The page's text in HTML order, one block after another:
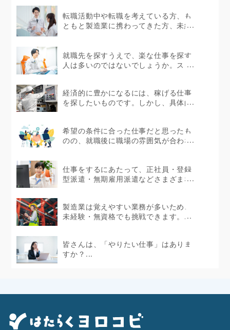
転職活動中や転職を考えている方、も
ともと製造業に携わってきた方、未経
就職先を探すうえで、楽な仕事を探す
人は多いのではないでしょうか。スト
経済的に豊かになるには、稼げる仕事
を探したいものです。しかし、具体的
希望の条件に合った仕事だと思ったも
のの、就職後に職場の雰囲気が合わな
仕事をするにあたって、正社員・登録
型派遣・無期雇用派遣などさまざまな
製造業は覚えやすい業務が多いため、
未経験・無資格でも挑戦できます。...
皆さんは、「やりたい仕事」はありま
すか？...